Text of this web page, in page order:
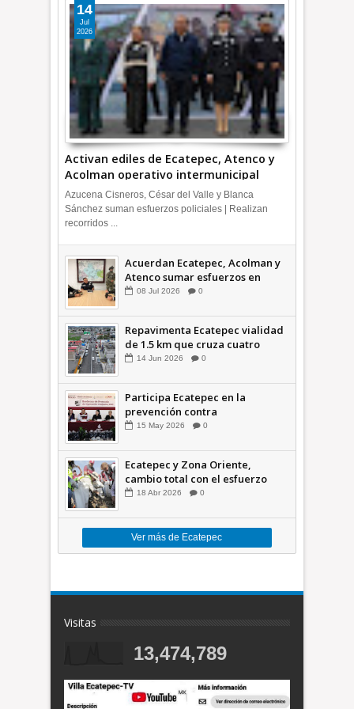
Activan ediles de Ecatepec, Atenco y
Acolman operativo intermunicipal
14
Jul
2026
Azucena Cisneros, César del Valle y Blanca
Sánchez suman esfuerzos policiales | Realizan
recorridos ...
Acuerdan Ecatepec, Acolman y
Atenco sumar esfuerzos en
seguridad
08 Jul 2026 0
Repavimenta Ecatepec vialidad
de 1.5 km que cruza cuatro
comunidades +Video
14 Jun 2026 0
Participa Ecatepec en la
prevención contra
inundaciones en el Valle de
15 May 2026 0
Ecatepec y Zona Oriente,
cambio total con el esfuerzo
conjunto: Azucena; retiran 21
18 Abr 2026 0
Ver más de Ecatepec
Visitas
13,474,789